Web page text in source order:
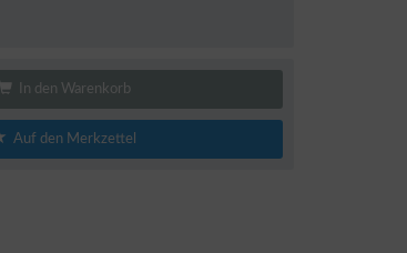
In den Warenkorb
Auf den Merkzettel